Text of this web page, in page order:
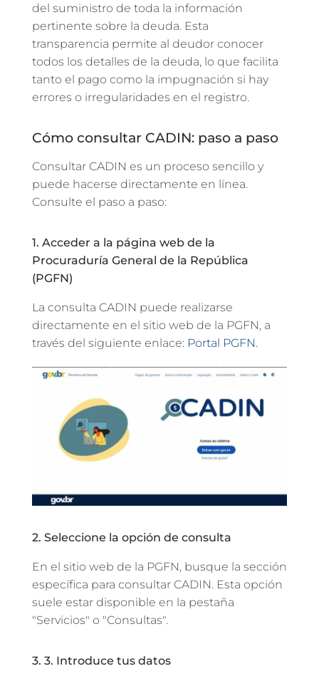
del suministro de toda la información
pertinente sobre la deuda. Esta
transparencia permite al deudor conocer
todos los detalles de la deuda, lo que facilita
tanto el pago como la impugnación si hay
errores o irregularidades en el registro.
Cómo consultar CADIN: paso a paso
Consultar CADIN es un proceso sencillo y
puede hacerse directamente en línea.
Consulte el paso a paso:
1. Acceder a la página web de la
Procuraduría General de la República
(PGFN)
La consulta CADIN puede realizarse
directamente en el sitio web de la PGFN, a
través del siguiente enlace: Portal PGFN.
2. Seleccione la opción de consulta
En el sitio web de la PGFN, busque la sección
específica para consultar CADIN. Esta opción
suele estar disponible en la pestaña
"Servicios" o "Consultas".
3. 3. Introduce tus datos